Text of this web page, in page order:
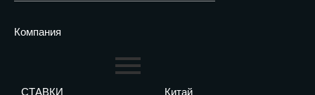
Компания
СТАВКИ
Китай